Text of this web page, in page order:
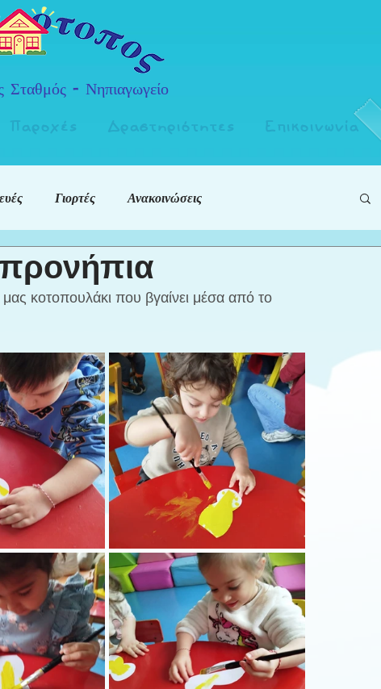
Σταθμός - Νηπιαγωγείο
Παροχές Δραστηριότητες Επικοινωνία
Γιορτές Ανακοινώσεις
κοτοπουλάκι που βγαίνει μέσα από το